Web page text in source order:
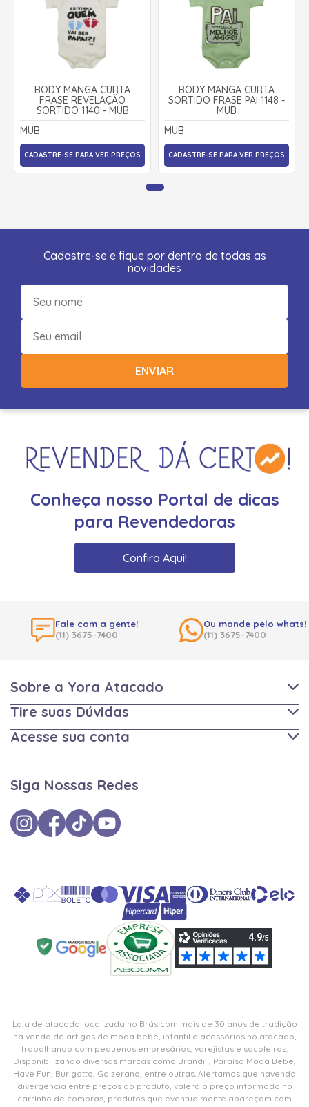
BODY MANGA CURTA
FRASE REVELAÇÃO
SORTIDO 1140 - MUB
MUB
CADASTRE-SE PARA VER PREÇOS
BODY MANGA CURTA
SORTIDO FRASE PAI 1148 -
MUB
MUB
CADASTRE-SE PARA VER PREÇOS
Cadastre-se e fique por dentro de todas as
novidades
ENVIAR
Conheça nosso Portal de dicas
para Revendedoras
Confira Aqui!
Fale com a gente!
(11) 3675-7400
Ou mande pelo whats!
(11) 3675-7400
Sobre a Yora Atacado
Tire suas Dúvidas
Acesse sua conta
Siga Nossas Redes
Loja de atacado localizada no Brás com mais de 30 anos de tradição
na venda de artigos de moda bebê, infantil e acessórios no atacado,
trabalhando com pequenos empresários, varejistas e sacoleiras.
Disponibilizando diversas marcas como Brandili, Paraíso Moda Bebê,
Have Fun, Burigotto, Galzerano, entre outras. Alertamos que havendo
divergência entre preços do produto, valerá o preço informado no
carrinho de compras, produtos que eventualmente apareçam com